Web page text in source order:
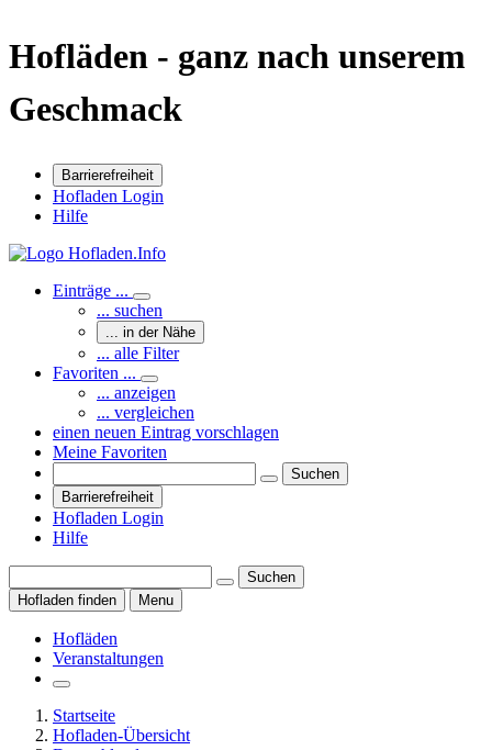
Hofläden - ganz nach unserem
Geschmack
Barrierefreiheit
Hofladen Login
Hilfe
Einträge ...
... suchen
... in der Nähe
... alle Filter
Favoriten ...
... anzeigen
... vergleichen
einen neuen Eintrag vorschlagen
Meine Favoriten
Suchen
Barrierefreiheit
Hofladen Login
Hilfe
Suchen
Hofladen finden
Menu
Hofläden
Veranstaltungen
Startseite
Hofladen-Übersicht